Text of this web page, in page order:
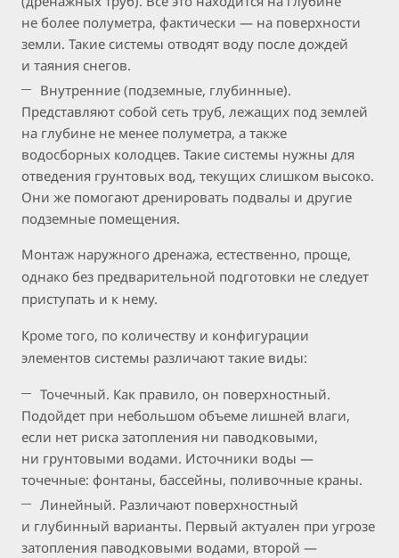
не более полуметра, фактически — на поверхности
земли. Такие системы отводят воду после дождей
и таяния снегов.
Внутренние (подземные, глубинные).
Представляют собой сеть труб, лежащих под землей
на глубине не менее полуметра, а также
водосборных колодцев. Такие системы нужны для
отведения грунтовых вод, текущих слишком высоко.
Они же помогают дренировать подвалы и другие
подземные помещения.
Монтаж наружного дренажа, естественно, проще,
однако без предварительной подготовки не следует
приступать и к нему.
Кроме того, по количеству и конфигурации
элементов системы различают такие виды:
Точечный. Как правило, он поверхностный.
Подойдет при небольшом объеме лишней влаги,
если нет риска затопления ни паводковыми,
ни грунтовыми водами. Источники воды —
точечные: фонтаны, бассейны, поливочные краны.
Линейный. Различают поверхностный
и глубинный варианты. Первый актуален при угрозе
затопления паводковыми водами, второй —